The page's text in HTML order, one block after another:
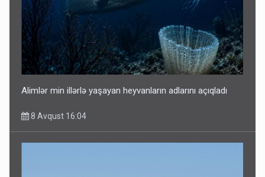
Alimlər min illərlə yaşayan heyvanların adlarını açıqladı
8 Avqust 16:04